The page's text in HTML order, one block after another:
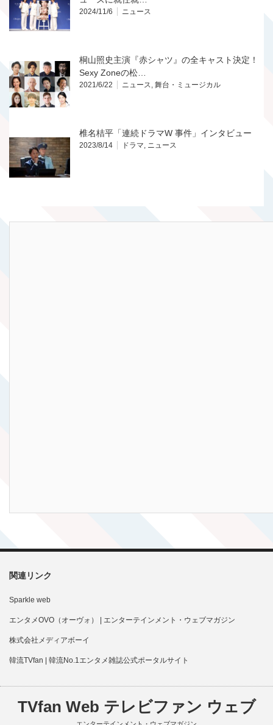
2024/11/6 ニュース
桐山照史主演『赤シャツ』の全キャスト決定！
Sexy Zoneの松…
2021/6/22 ニュース, 舞台・ミュージカル
椎名桔平「連続ドラマW 事件」インタビュー
2023/8/14 ドラマ, ニュース
関連リンク
Sparkle web
エンタメOVO（オーヴォ） | エンターテインメント・ウェブマガジン
株式会社メディアボーイ
韓流TVfan | 韓流No.1エンタメ雑誌公式ポータルサイト
TVfan Web テレビファン ウェブ